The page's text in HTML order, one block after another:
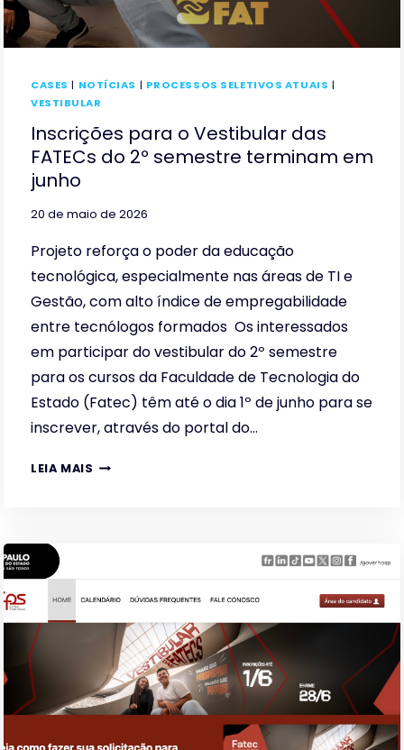
CASES | NOTÍCIAS | PROCESSOS SELETIVOS ATUAIS |
VESTIBULAR
Inscrições para o Vestibular das
FATECs do 2º semestre terminam em
junho
20 de maio de 2026
Projeto reforça o poder da educação
tecnológica, especialmente nas áreas de TI e
Gestão, com alto índice de empregabilidade
entre tecnólogos formados Os interessados
em participar do vestibular do 2º semestre
para os cursos da Faculdade de Tecnologia do
Estado (Fatec) têm até o dia 1º de junho para se
inscrever, através do portal do…
LEIA MAIS INSCRIÇÕES
SEMESTRE
TERMINAM
EM
JUNHO